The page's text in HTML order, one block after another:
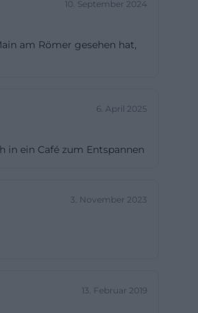
10. September 2024
am Römer gesehen hat,
6. April 2025
in ein Café zum Entspannen
3. November 2023
13. Februar 2019